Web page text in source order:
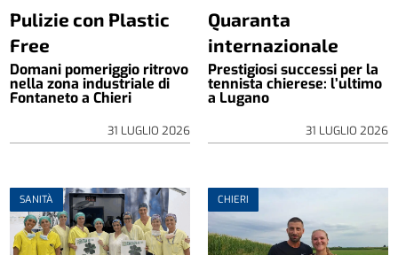
Pulizie con Plastic
Free
Domani pomeriggio ritrovo
nella zona industriale di
Fontaneto a Chieri
31 LUGLIO 2026
Quaranta
internazionale
Prestigiosi successi per la
tennista chierese: l’ultimo
a Lugano
31 LUGLIO 2026
SANITÀ CHIERI